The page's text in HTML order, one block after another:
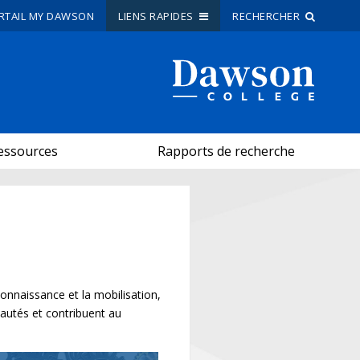
MY DAWSON LIENS RAPIDES RECHERCHER
Rapports de recherche
et la mobilisation,
et contribuent au
Recherche sur le site
Carrières